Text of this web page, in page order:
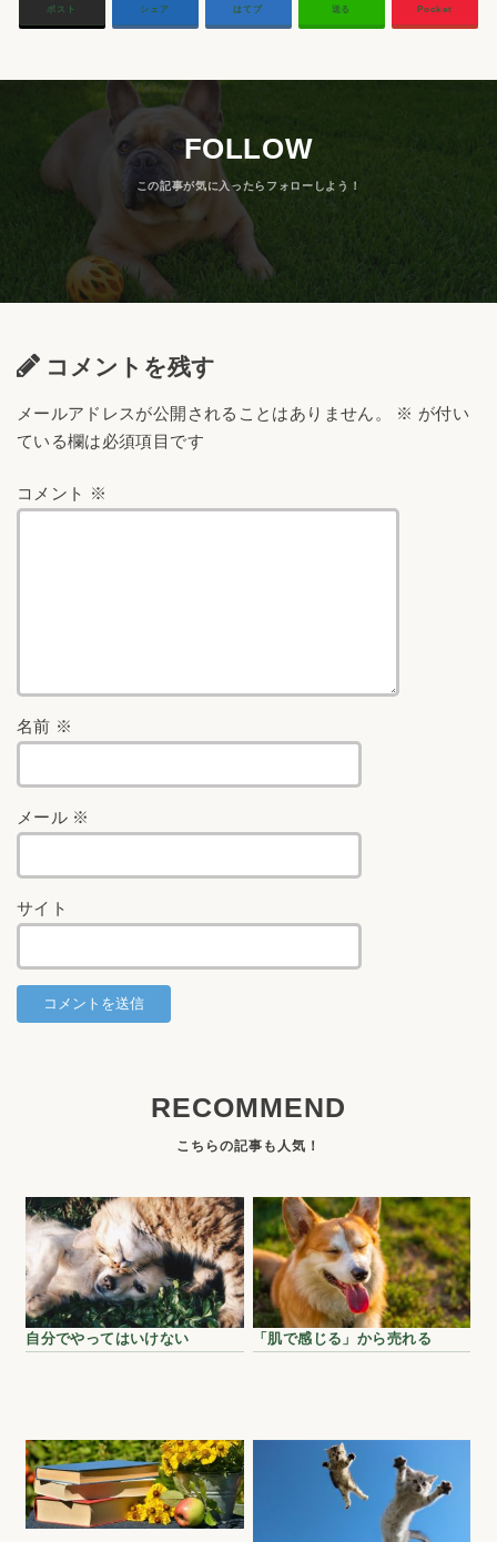
ポスト シェア はてブ 送る Pocket
FOLLOW
コメントを残す
メールアドレスが公開されることはありません。 ※ が付い
ている欄は必須項目です
コメント ※
名前 ※
メール ※
サイト
RECOMMEND
自分でやってはいけない 「肌で感じる」から売れる